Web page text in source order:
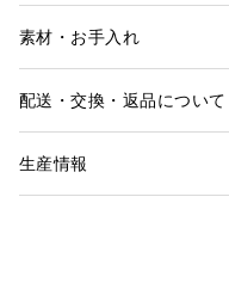
素材・お手入れ
配送・交換・返品について
生産情報